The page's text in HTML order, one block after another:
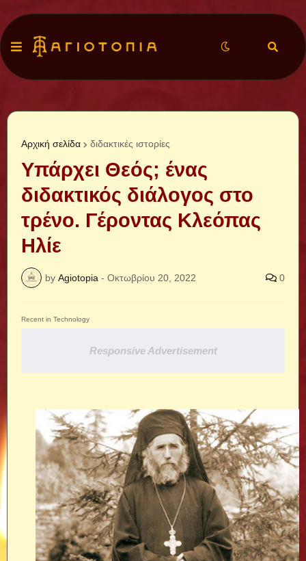
Αρχική σελίδα διδακτικές ιστορίες
Υπάρχει Θεός; ένας
διδακτικός διάλογος στο
τρένο. Γέροντας Κλεόπας
Ηλίε
by Agiotopia - Οκτωβρίου 20, 2022 0
Recent in Technology
Responsive Advertisement